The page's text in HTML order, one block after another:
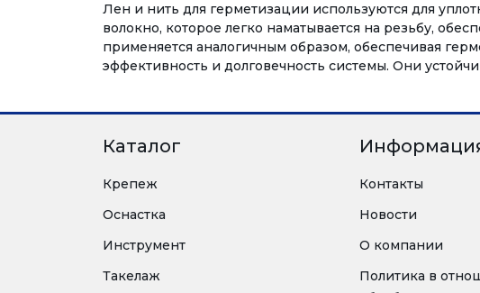
Лен и нить для герметизации используются для
волокно, которое легко наматывается на резьбу,
применяется аналогичным образом, обеспечивая
эффективность и долговечность системы. Они
Каталог
Крепеж
Оснастка
Инструмент
Такелаж
Контакты
Новости
О компании
Политика в